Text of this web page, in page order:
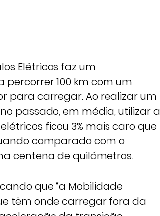
Elétricos faz um
100 km com um
para carregar. Ao realizar um
passado, em média, utilizar a
ficou 3% mais caro que
comparado com o
centena de quilómetros.
que “a Mobilidade
têm onde carregar fora da